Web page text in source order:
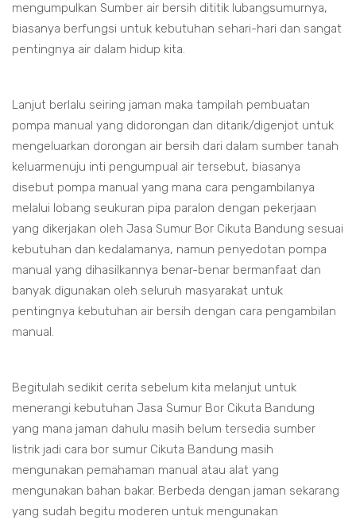
mengumpulkan Sumber air bersih dititik lubangsumurnya,
biasanya berfungsi untuk kebutuhan sehari-hari dan sangat
pentingnya air dalam hidup kita.
Lanjut berlalu seiring jaman maka tampilah pembuatan
pompa manual yang didorongan dan ditarik/digenjot untuk
mengeluarkan dorongan air bersih dari dalam sumber tanah
keluarmenuju inti pengumpual air tersebut, biasanya
disebut pompa manual yang mana cara pengambilanya
melalui lobang seukuran pipa paralon dengan pekerjaan
yang dikerjakan oleh Jasa Sumur Bor Cikuta Bandung sesuai
kebutuhan dan kedalamanya, namun penyedotan pompa
manual yang dihasilkannya benar-benar bermanfaat dan
banyak digunakan oleh seluruh masyarakat untuk
pentingnya kebutuhan air bersih dengan cara pengambilan
manual.
Begitulah sedikit cerita sebelum kita melanjut untuk
menerangi kebutuhan Jasa Sumur Bor Cikuta Bandung
yang mana jaman dahulu masih belum tersedia sumber
listrik jadi cara bor sumur Cikuta Bandung masih
mengunakan pemahaman manual atau alat yang
mengunakan bahan bakar. Berbeda dengan jaman sekarang
yang sudah begitu moderen untuk mengunakan